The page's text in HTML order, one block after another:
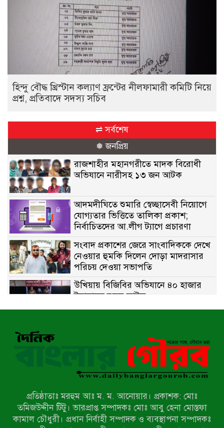
হিন্দু বৌদ্ধ খ্রিস্টান কল্যাণ ফ্রন্টের নীলফামারী কমিটি নিয়ে
প্রশ্ন, প্রতিবাদে সদস্য সচিব
⇌ সর্বশেষ
❅ জনপ্রিয়
রাজশাহীর মহানগরীতে মাদক বিরোধী
অভিযানে নারীসহ ১৩ জন আটক
আদমদীঘিতে শুমারি স্বেচ্ছাসেবী নিয়োগে
যোগ্যতার ভিত্তিতে তালিকা প্রকাশ;
নির্বাচিতদের আ.লীগ ট্যাগে প্রচারণা
সংবাদ প্রকাশের জেরে সাংবাদিককে দেখে
নেওয়ার হুমকি দিলেন দোড়া মাদরাসার
পরিচয় দেওয়া সভাপতি
উখিয়ায় বিজিবির অভিযানে ৪০ হাজার
ইয়াবাসহ যুবক আটক
হিন্দু বৌদ্ধ খ্রিস্টান কল্যাণ ফ্রন্টের
নীলফামারী কমিটি নিয়ে প্রশ্ন, প্রতিবাদে
দরিয়ানগরে প্যারাসেইলিং দুর্ঘটনায় পর্যটক
নিহত: হত্যা মামলার প্রধান আসামি ঢাকায়
প্রতিষ্ঠাতাঃ মরহুম আঃ ম. ম. আনোয়ার। প্রকাশক: মোঃ
তমিজউদ্দীন টিটু। ভারপ্রাপ্ত সম্পাদকঃ মোঃ আবু হেনা মোস্তফা
কামাল চৌধুরী। প্রধান নির্বাহী সম্পাদক ও ব্যবস্থাপনা সম্পাদকঃ